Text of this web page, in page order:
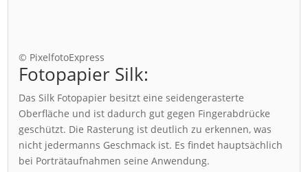
© PixelfotoExpress
Fotopapier Silk:
Das Silk Fotopapier besitzt eine seidengerasterte
Oberfläche und ist dadurch gut gegen Fingerabdrücke
geschützt. Die Rasterung ist deutlich zu erkennen, was
nicht jedermanns Geschmack ist. Es findet hauptsächlich
bei Porträtaufnahmen seine Anwendung.